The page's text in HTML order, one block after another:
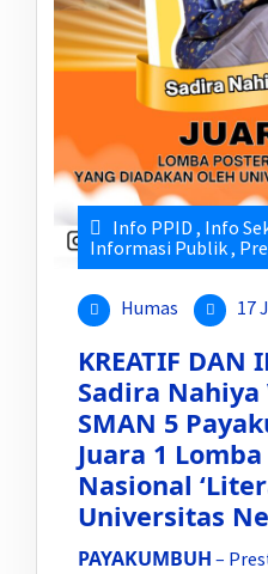
Info PPID , Info
Informasi Publik,
Humas 17
KREATIF DAN
Sadira Nahiya
SMAN 5
Juara 1
Nasional
Universitas
PAYAKUMBUH –